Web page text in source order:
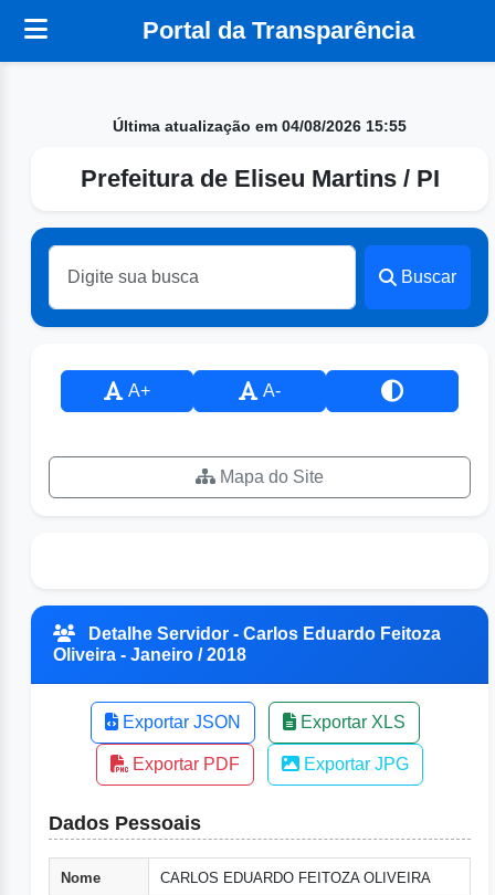
Portal da Transparência
Última atualização em 04/08/2026 15:55
Prefeitura de Eliseu Martins / PI
Buscar
A+ A-
Mapa do Site
Detalhe Servidor - Carlos Eduardo Feitoza
Oliveira - Janeiro / 2018
Exportar JSON Exportar XLS
Exportar PDF Exportar JPG
Dados Pessoais
Nome CARLOS EDUARDO FEITOZA OLIVEIRA